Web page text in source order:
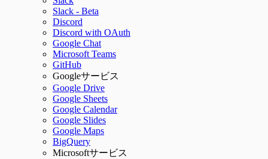
Slack - Beta
Discord
Discord with OAuth
Google Chat
Microsoft Teams
GitHub
Googleサービス
Google Drive
Google Sheets
Google Calendar
Google Slides
Google Maps
BigQuery
Microsoftサービス